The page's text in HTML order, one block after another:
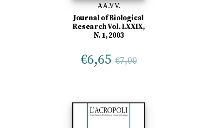
AA.VV.
Journal of Biological
Research Vol. LXXIX,
N. 1, 2003
€6,65 €7,00